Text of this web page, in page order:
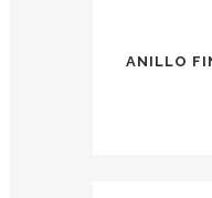
ANILLO